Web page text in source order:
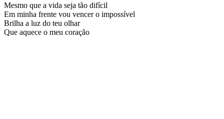
Mesmo que a vida seja tão difícil
Em minha frente vou vencer o impossível
Brilha a luz do teu olhar
Que aquece o meu coração